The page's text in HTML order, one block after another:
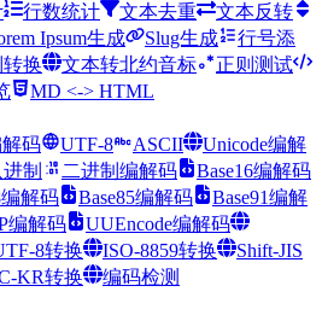
行数统计 文本去重
文本反转
Ipsum生成 Slug生成
行号添
转换 文本转北约音标
正则测试
MD <-> HTML
码 UTF-8 ASCII
Unicode编解
进制 二进制编解码
Base16编解码
编解码 Base85编解码
Base91编解
编解码
UUEncode编解码
8转换 ISO-8859转换
Shift-JIS
KR转换
编码检测